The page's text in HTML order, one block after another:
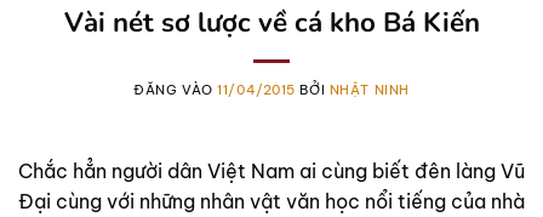
Vài nét sơ lược về cá kho Bá Kiến
ĐĂNG VÀO11/04/2015 BỞI NHẬT NINH
Chắc hẳn người dân Việt Nam ai cùng biết đên làng Vũ
Đại cùng với những nhân vật văn học nổi tiếng của nhà